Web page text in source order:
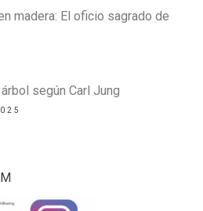
madera: El oficio sagrado de
según Carl Jung